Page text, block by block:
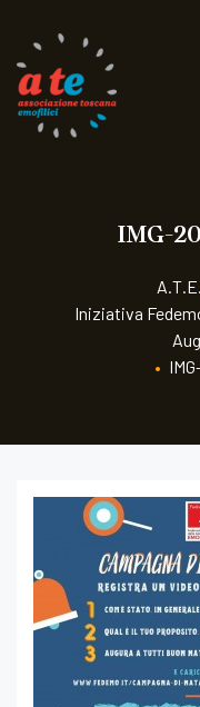
IMG-
A.T.E.
Iniziativa
•